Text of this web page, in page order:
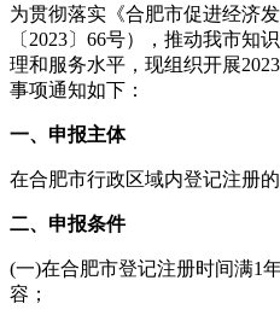
为贯彻落实《合肥市促进经济
〔2023〕66号），推动我市
理和服务水平，现组织开展
事项通知如下：
一、申报主体
在合肥市行政区域内登记注册
二、申报条件
(一)在合肥市登记注册时间满1
容；